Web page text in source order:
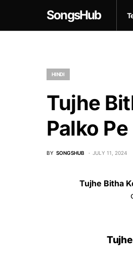
SongsHub
HINDI
Tujhe
Palko
BY SONGSHUB JULY 11, 2024
Tujhe Bitha